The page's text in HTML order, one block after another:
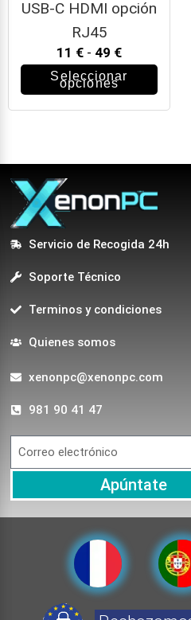
USB-C HDMI opción
RJ45
11 € - 49 €
Seleccionar
opciones
Servicio de Recogida 24h
Soporte Técnico
Terminos y condiciones
Quienes somos
xenonpc@xenonpc.com
981 90 41 47
Apúntate